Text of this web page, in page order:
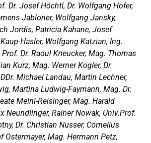
Dr. Josef Höchtl, Dr. Wolfgang Hofer,
Jabloner, Wolfgang Jansky,
Jordis, Patricia Kahane, Josef
Hasler, Wolfgang Katzian, Ing.
Dr. Raoul Kneucker, Mag. Thomas
Kurz, Mag. Werner Kogler, Dr.
Michael Landau, Martin Lechner,
Martina Ludwig-Faymann, Mag. Dr.
Meinl-Reisinger, Mag. Harald
Neundlinger, Rainer Nowak, Univ.Prof.
Dr. Christian Nusser, Cornelius
Ostermayer, Mag. Hermann Petz,